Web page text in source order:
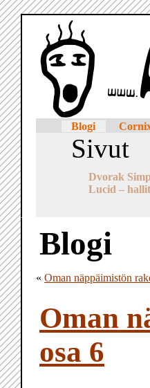
Blogi
Sivut
Dvorak
Lucid –
Blogi
« Oman näppäimistön
Oman
osa 6